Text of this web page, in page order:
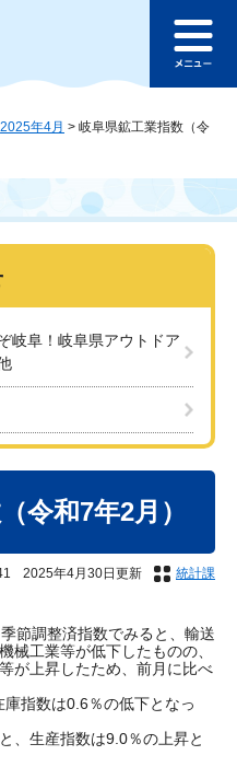
本文へ
ュ
2025年4月 > 岐阜県鉱工業指数（令
岐阜！岐阜県アウトドア
令和7年2月）
2025年4月30日更新 統計課
節調整済指数でみると、輸送
械工業等が低下したものの、
が上昇したため、前月に比べ
指数は0.6％の低下となっ
、生産指数は9.0％の上昇と